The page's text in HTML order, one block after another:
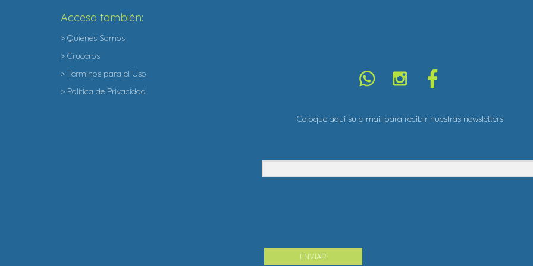
Acceso también:
> Quienes Somos
> Cruceros
> Terminos para el Uso
> Política de Privacidad
Coloque aquí su e-mail para recibir nuestras newsletters
ENVIAR